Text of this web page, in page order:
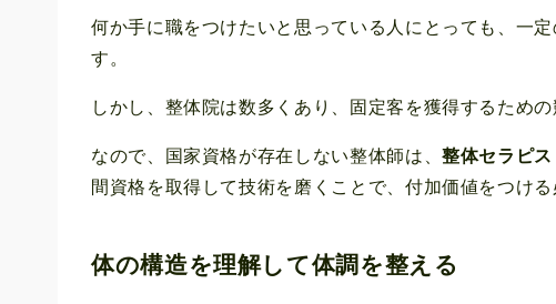
何か手に職をつけたいと思っている人にとっても、一
す。
しかし、整体院は数多くあり、固定客を獲得するための
なので、国家資格が存在しない整体師は、整体セラピ
間資格を取得して技術を磨くことで、付加価値をつける
体の構造を理解して体調を整える